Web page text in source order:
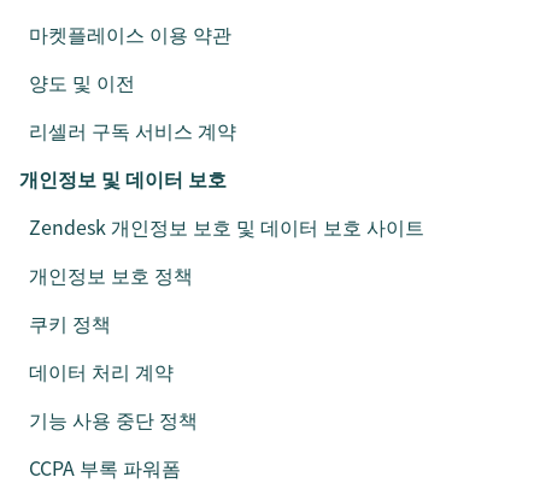
마켓플레이스 이용 약관
양도 및 이전
리셀러 구독 서비스 계약
개인정보 및 데이터 보호
Zendesk 개인정보 보호 및 데이터 보호 사이트
개인정보 보호 정책
쿠키 정책
데이터 처리 계약
기능 사용 중단 정책
CCPA 부록 파워폼